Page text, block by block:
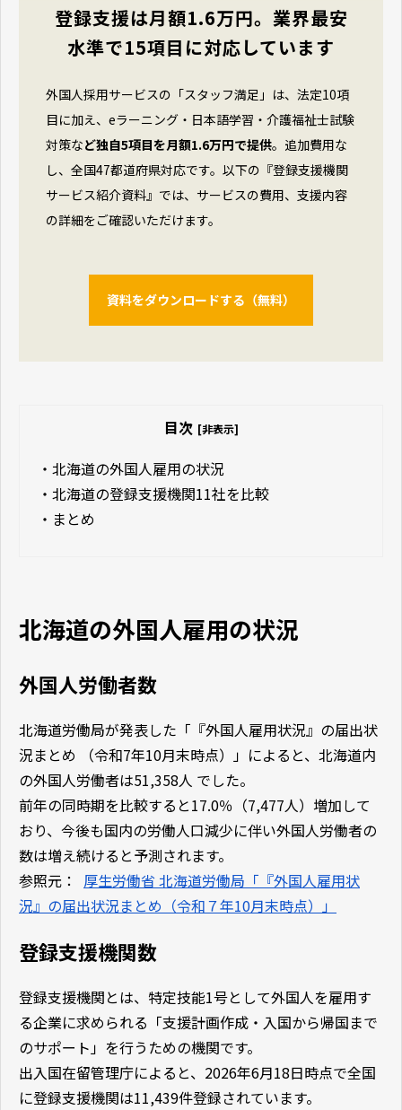
登録支援は月額1.6万円。業界最安
水準で15項目に対応しています
外国人採用サービスの「スタッフ満足」は、法定10項
目に加え、eラーニング・日本語学習・介護福祉士試験
対策など独自5項目を月額1.6万円で提供。追加費用な
し、全国47都道府県対応です。以下の『登録支援機関
サービス紹介資料』では、サービスの費用、支援内容
の詳細をご確認いただけます。
資料をダウンロードする（無料）
目次 [非表示]
・ 北海道の外国人雇用の状況
・ 北海道の登録支援機関11社を比較
・ まとめ
北海道の外国人雇用の状況
外国人労働者数
北海道労働局が発表した「『外国人雇用状況』の届出状
況まとめ （令和7年10月末時点）」によると、北海道内
の外国人労働者は51,358人 でした。
前年の同時期を比較すると17.0％（7,477人）増加して
おり、今後も国内の労働人口減少に伴い外国人労働者の
数は増え続けると予測されます。
参照元：
厚生労働省 北海道労働局「『外国人雇用状
況』の届出状況まとめ（令和７年10月末時点）」
登録支援機関数
登録支援機関とは、特定技能1号として外国人を雇用す
る企業に求められる「支援計画作成・入国から帰国まで
のサポート」を行うための機関です。
出入国在留管理庁によると、2026年6月18日時点で全国
に登録支援機関は11,439件登録されています。